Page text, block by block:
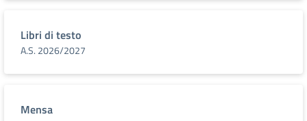
Libri di testo
A.S. 2026/2027
Mensa